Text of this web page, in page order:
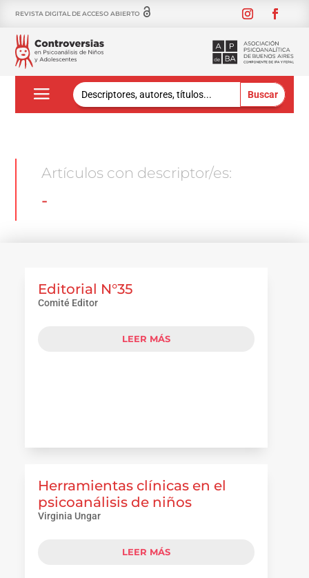
REVISTA DIGITAL DE ACCESO ABIERTO
Buscar:
Artículos con descriptor/es:
-
Editorial N°35
Comité Editor
LEER MÁS
Herramientas clínicas en el
psicoanálisis de niños
Virginia Ungar
LEER MÁS